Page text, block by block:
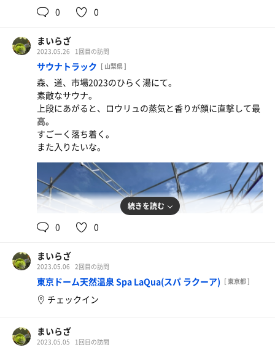
チーズトーストとキレポ
チーズトーストの塩味がサウナ後にちょうど良い
0 0
まいらざ
2023.05.26 1回目の訪問
サウナトラック [ 山梨県 ]
森、道、市場2023のひらく湯にて。
素敵なサウナ。
上段にあがると、ロウリュの蒸気と香りが顔に直撃して最
高。
すごーく落ち着く。
また入りたいな。
続きを読む
0 0
まいらざ
2023.05.06 2回目の訪問
東京ドーム天然温泉 Spa LaQua(スパ ラクーア) [ 東京都 ]
チェックイン
まいらざ
2023.05.05 1回目の訪問